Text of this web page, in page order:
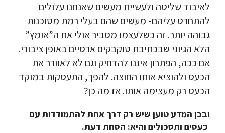
לאיבוד שליטה ולעשיית מעשים שאנחנו עלולים
להתחרט עליהם- מעשים שהם בעלי רמת מסוכנות
גבוהה יותר. זה כשלעצמו מסביר אולי את ה”אומץ”
הלא הגיוני שבכתיבת טוקבקים ארסיים באופן ציבורי.
אם ככה, הפתרון איננו להדחיק וגם לא לאוורר את
הכעס ולהוציא אותו החוצה. להפך, התעסקות במוקד
הכעס רק מעצימה אותו. אז מה כן?
ובכן המדע טוען שיש רק דרך אחת להתמודדות עם
כעסים ותסכולים והיא: הסחת דעת.